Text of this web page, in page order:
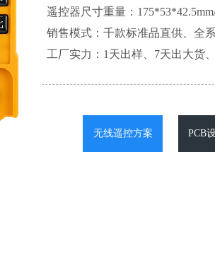
遥控器尺寸重量：
销售模式：千款标准品直供、全
工厂实力：1天出样、7天出大货
无线遥控方案 PCB